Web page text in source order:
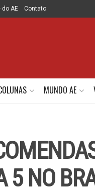
do AE Contato
MUNDO AE
5 NO